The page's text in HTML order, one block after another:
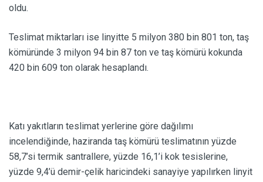
oldu.
Teslimat miktarları ise linyitte 5 milyon 380 bin 801 ton, taş
kömüründe 3 milyon 94 bin 87 ton ve taş kömürü kokunda
420 bin 609 ton olarak hesaplandı.
Katı yakıtların teslimat yerlerine göre dağılımı
incelendiğinde, haziranda taş kömürü teslimatının yüzde
58,7’si termik santrallere, yüzde 16,1’i kok tesislerine,
yüzde 9,4’ü demir-çelik haricindeki sanayiye yapılırken linyit